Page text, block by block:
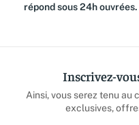
répond sous 24h ouvrées.
Inscrivez-
Ainsi, vous serez tenu au
exclusives,